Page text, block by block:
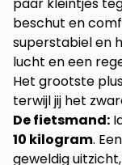
paar kleintjes
beschut en
superstabiel en
lucht en een
Het grootste
terwijl jij het
De fietsmand:
10 kilogram.
geweldig